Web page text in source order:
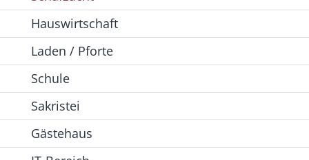
Hauswirtschaft
Laden / Pforte
Schule
Sakristei
Gästehaus